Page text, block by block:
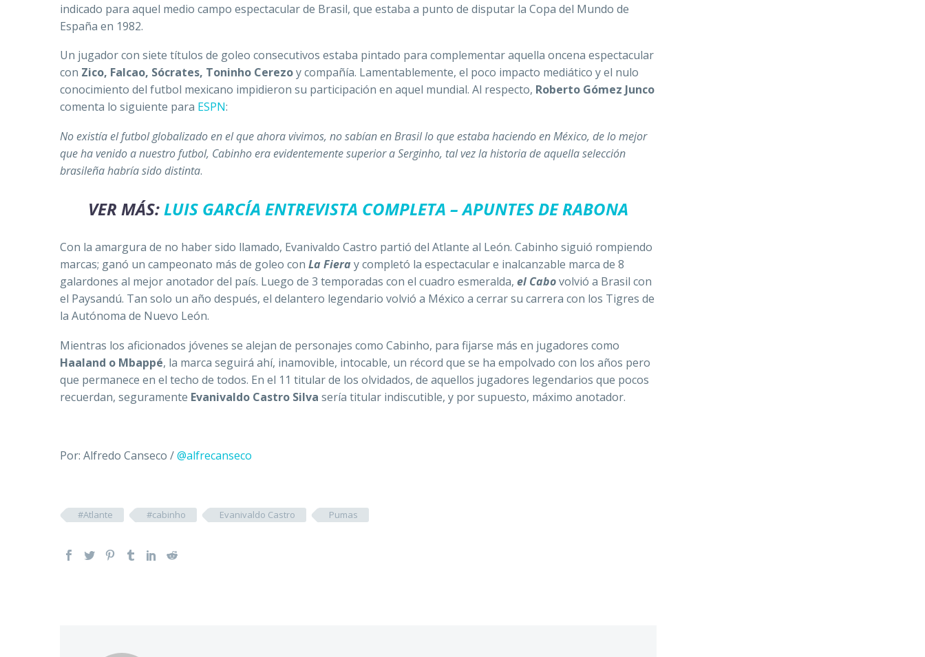
indicado para aquel medio campo espectacular de Brasil, que estaba a punto de disputar la Copa del Mundo de
España en 1982.
Un jugador con siete títulos de goleo consecutivos estaba pintado para complementar aquella oncena espectacular
con Zico, Falcao, Sócrates, Toninho Cerezoy compañía. Lamentablemente, el poco impacto mediático y el nulo
conocimiento del futbol mexicano impidieron su participación en aquel mundial. Al respecto, Roberto Gómez Junco
comenta lo siguiente para ESPN:
No existía el futbol globalizado en el que ahora vivimos, no sabían en Brasil lo que estaba haciendo en México, de lo mejor
que ha venido a nuestro futbol, Cabinho era evidentemente superior a Serginho, tal vez la historia de aquella selección
brasileña habría sido distinta.
VER MÁS:LUIS GARCÍA ENTREVISTA COMPLETA – APUNTES DE RABONA
Con la amargura de no haber sido llamado, Evanivaldo Castro partió del Atlante al León. Cabinho siguió rompiendo
marcas; ganó un campeonato más de goleo con La Fiera y completó la espectacular e inalcanzable marca de 8
galardones al mejor anotador del país. Luego de 3 temporadas con el cuadro esmeralda, el Cabovolvió a Brasil con
el Paysandú. Tan solo un año después, el delantero legendario volvió a México a cerrar su carrera con los Tigres de
la Autónoma de Nuevo León.
Mientras los aficionados jóvenes se alejan de personajes como Cabinho, para fijarse más en jugadores como
Haaland o Mbappé, la marca seguirá ahí, inamovible, intocable, un récord que se ha empolvado con los años pero
que permanece en el techo de todos. En el 11 titular de los olvidados, de aquellos jugadores legendarios que pocos
recuerdan, seguramente Evanivaldo Castro Silva sería titular indiscutible, y por supuesto, máximo anotador.
Por: Alfredo Canseco /@alfrecanseco
#Atlante #cabinho Evanivaldo Castro Pumas